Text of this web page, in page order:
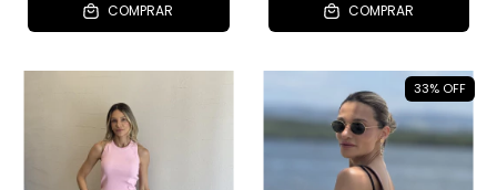
COMPRAR COMPRAR
33% OFF